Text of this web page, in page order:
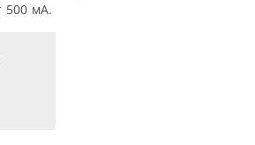
500 мА.